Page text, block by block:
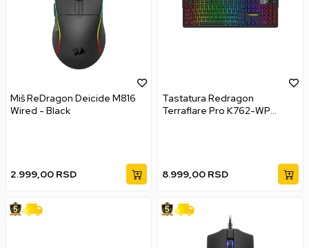
Miš ReDragon Deicide M816
Wired - Black
2.999,00 RSD
Tastatura Redragon
Terraflare Pro K762-WP
8.999,00 RSD